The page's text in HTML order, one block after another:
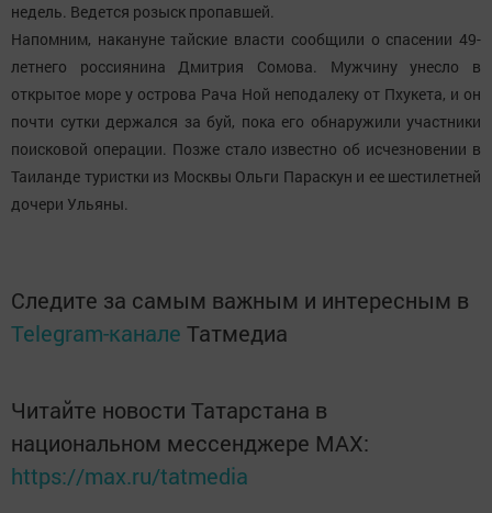
недель. Ведется розыск пропавшей.
Напомним, накануне тайские власти сообщили о спасении 49-
летнего россиянина Дмитрия Сомова. Мужчину унесло в
открытое море у острова Рача Ной неподалеку от Пхукета, и он
почти сутки держался за буй, пока его обнаружили участники
поисковой операции. Позже стало известно об исчезновении в
Таиланде туристки из Москвы Ольги Параскун и ее шестилетней
дочери Ульяны.
Следите за самым важным и интересным в
Telegram-канале Татмедиа
Читайте новости Татарстана в
национальном мессенджере MАХ:
https://max.ru/tatmedia